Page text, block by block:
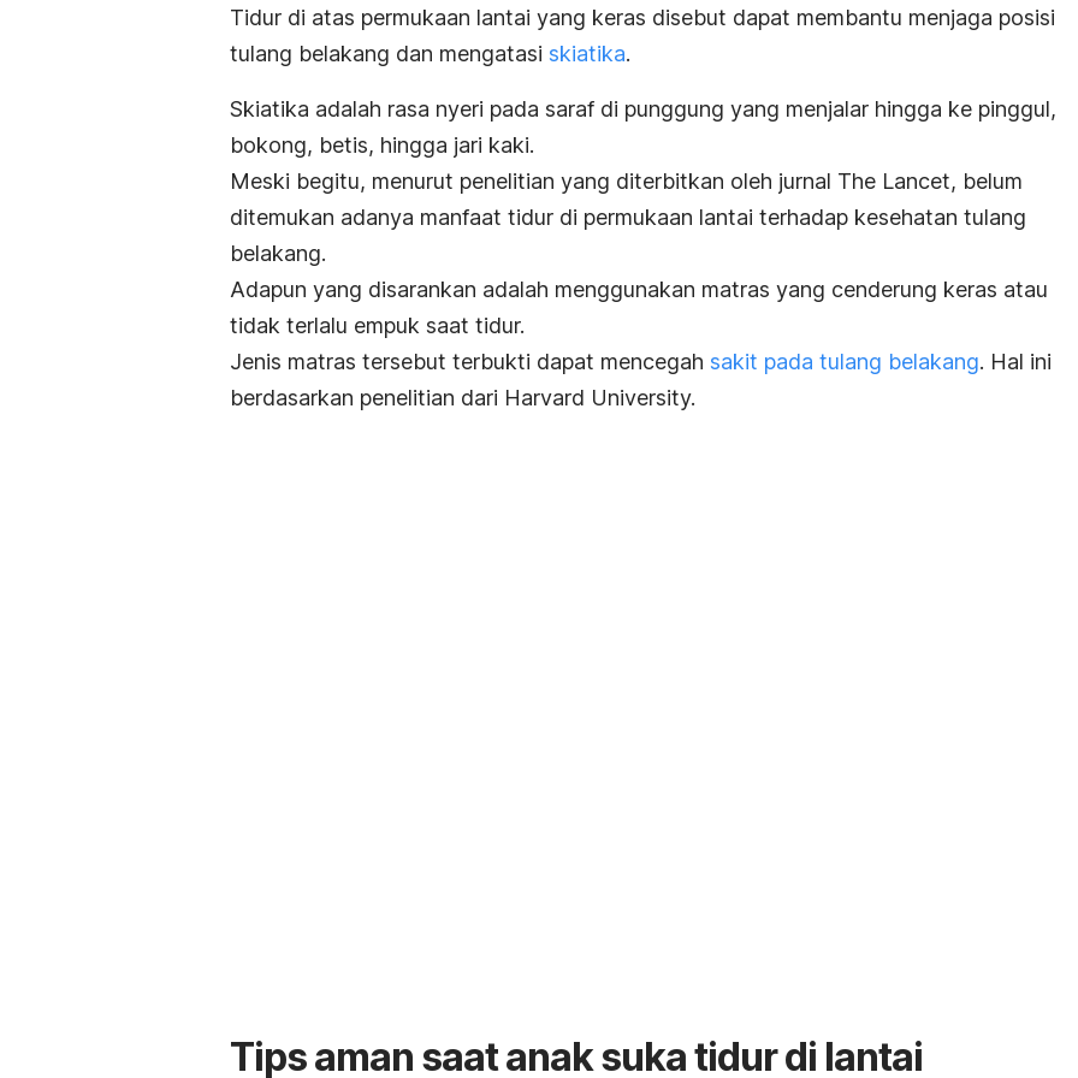
Tidur di atas permukaan lantai yang keras disebut dapat membantu menjaga posisi
tulang belakang dan mengatasi skiatika.
Skiatika adalah rasa nyeri pada saraf di punggung yang menjalar hingga ke pinggul,
bokong, betis, hingga jari kaki.
Meski begitu, menurut penelitian yang diterbitkan oleh jurnal The Lancet, belum
ditemukan adanya manfaat tidur di permukaan lantai terhadap kesehatan tulang
belakang.
Adapun yang disarankan adalah menggunakan matras yang cenderung keras atau
tidak terlalu empuk saat tidur.
Jenis matras tersebut terbukti dapat mencegah sakit pada tulang belakang. Hal ini
berdasarkan penelitian dari Harvard University.
Tips aman saat anak suka tidur di lantai